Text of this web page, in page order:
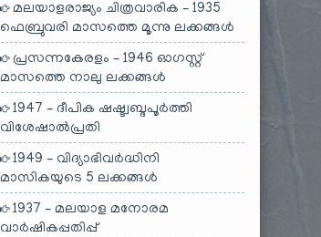
മലയാളരാജ്യം ചിത്രവാരിക – 1935
ഫെബ്രുവരി മാസത്തെ മൂന്നു ലക്കങ്ങൾ
പ്രസന്നകേരളം – 1946 ഓഗസ്റ്റ്
മാസത്തെ നാലു ലക്കങ്ങൾ
1947 – ദീപിക ഷഷ്ട്വബ്ദപൂർത്തി
വിശേഷാൽപ്രതി
1949 – വിദ്യാഭിവർദ്ധിനി
മാസികയുടെ 5 ലക്കങ്ങൾ
1937 – മലയാള മനോരമ
വാർഷികപ്പതിപ്പ്